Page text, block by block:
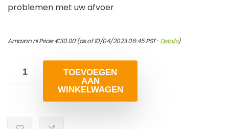
problemen met uw afvoer
Amazon.nl Price:€30.00(as of 10/04/2023 06:45 PST-Details)
TOEVOEGEN
AAN
WINKELWAGEN